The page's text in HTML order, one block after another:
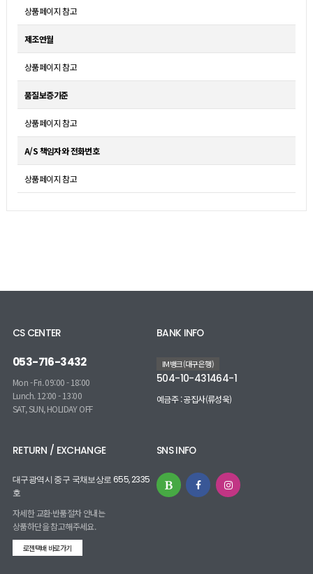
상품페이지 참고
제조연월
상품페이지 참고
품질보증기준
상품페이지 참고
A/S 책임자와 전화번호
상품페이지 참고
CS CENTER
053-716-3432
Mon - Fri. 09:00 - 18:00
Lunch. 12:00 - 13:00
SAT, SUN, HOLIDAY OFF
BANK INFO
IM뱅크(대구은행)
504-10-431464-1
예금주 : 공집사(류성욱)
RETURN / EXCHANGE
대구광역시 중구 국채보상로 655, 2335
호
자세한 교환·반품절차 안내는
상품하단을 참고해주세요.
로젠택배 바로가기
SNS INFO